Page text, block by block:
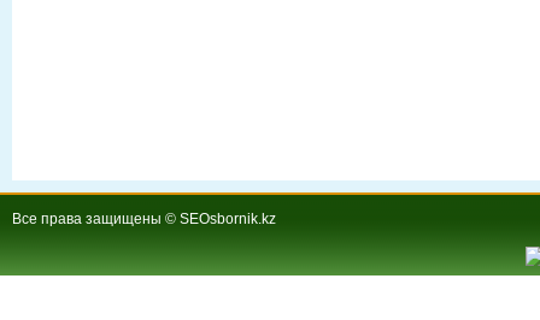
Все права защищены © SEOsbornik.kz